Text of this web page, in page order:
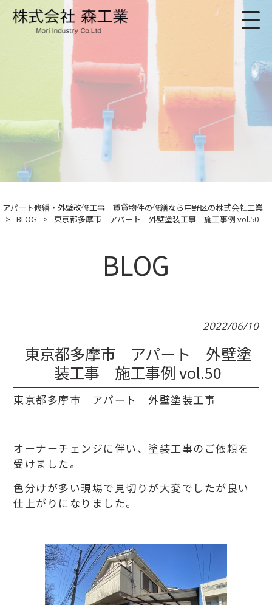
アパート修繕・外壁改修工事｜賃貸物件の修繕なら中野区の株式会社工業
>
BLOG > 東京都多摩市 アパート 外壁塗装工事 施工事例 vol.50
BLOG
2022/06/10
東京都多摩市 アパート 外壁塗
装工事 施工事例 vol.50
東京都多摩市 アパート 外壁塗装工事
オーナーチェンジに伴い、塗装工事のご依頼を
受けました。
色分けが多い現場で見切りが大変でしたが良い
仕上がりになりました。